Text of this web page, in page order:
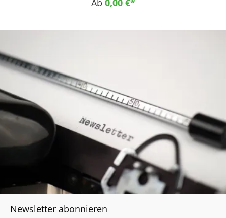
Fördersterne, Transportschnecken
Ab 0,00 €*
Newsletter abonnieren